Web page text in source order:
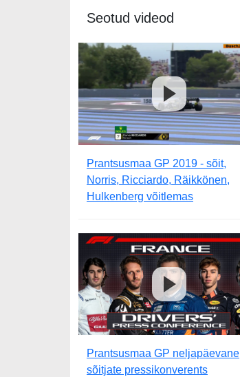
Seotud videod
Prantsusmaa GP 2019 - sõit,
Norris, Ricciardo, Räikkönen,
Hulkenberg võitlemas
Prantsusmaa GP neljapäevane
sõitjate pressikonverents